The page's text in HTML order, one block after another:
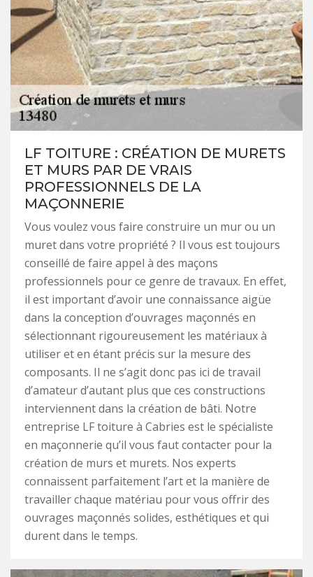
LF TOITURE : CRÉATION DE MURETS
ET MURS PAR DE VRAIS
PROFESSIONNELS DE LA
MAÇONNERIE
Vous voulez vous faire construire un mur ou un
muret dans votre propriété ? Il vous est toujours
conseillé de faire appel à des maçons
professionnels pour ce genre de travaux. En effet,
il est important d’avoir une connaissance aigüe
dans la conception d’ouvrages maçonnés en
sélectionnant rigoureusement les matériaux à
utiliser et en étant précis sur la mesure des
composants. Il ne s’agit donc pas ici de travail
d’amateur d’autant plus que ces constructions
interviennent dans la création de bâti. Notre
entreprise LF toiture à Cabries est le spécialiste
en maçonnerie qu’il vous faut contacter pour la
création de murs et murets. Nos experts
connaissent parfaitement l’art et la manière de
travailler chaque matériau pour vous offrir des
ouvrages maçonnés solides, esthétiques et qui
durent dans le temps.